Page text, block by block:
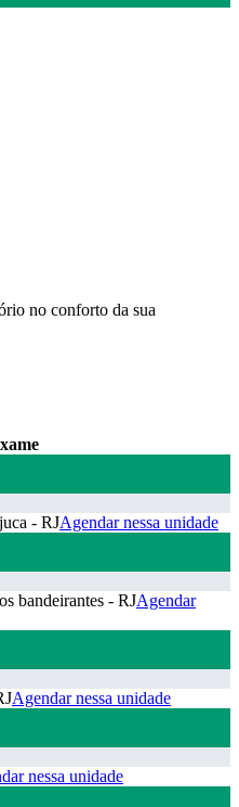
no conforto da sua
- RJAgendar nessa unidade
bandeirantes - RJAgendar
Agendar nessa unidade
nessa unidade